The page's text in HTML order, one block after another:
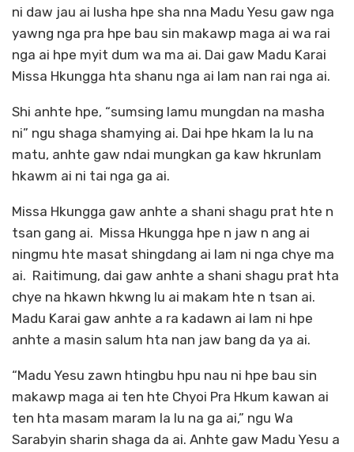
ni daw jau ai lusha hpe sha nna Madu Yesu gaw nga
yawng nga pra hpe bau sin makawp maga ai wa rai
nga ai hpe myit dum wa ma ai. Dai gaw Madu Karai
Missa Hkungga hta shanu nga ai lam nan rai nga ai.
Shi anhte hpe, “sumsing lamu mungdan na masha
ni” ngu shaga shamying ai. Dai hpe hkam la lu na
matu, anhte gaw ndai mungkan ga kaw hkrunlam
hkawm ai ni tai nga ga ai.
Missa Hkungga gaw anhte a shani shagu prat hte n
tsan gang ai. Missa Hkungga hpe n jaw n ang ai
ningmu hte masat shingdang ai lam ni nga chye ma
ai. Raitimung, dai gaw anhte a shani shagu prat hta
chye na hkawn hkwng lu ai makam hte n tsan ai.
Madu Karai gaw anhte a ra kadawn ai lam ni hpe
anhte a masin salum hta nan jaw bang da ya ai.
“Madu Yesu zawn htingbu hpu nau ni hpe bau sin
makawp maga ai ten hte Chyoi Pra Hkum kawan ai
ten hta masam maram la lu na ga ai,” ngu Wa
Sarabyin sharin shaga da ai. Anhte gaw Madu Yesu a